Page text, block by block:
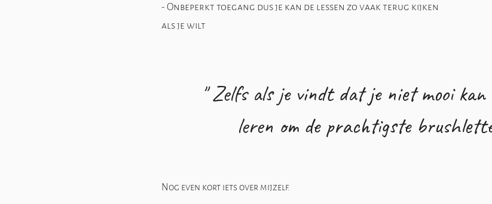
- Onbeperkt toegang dus je kan de lessen zo vaak terug kijken
als je wilt
" Zelfs als je vindt dat je niet mooi
leren om de prachtigste
Nog even kort iets over mijzelf.